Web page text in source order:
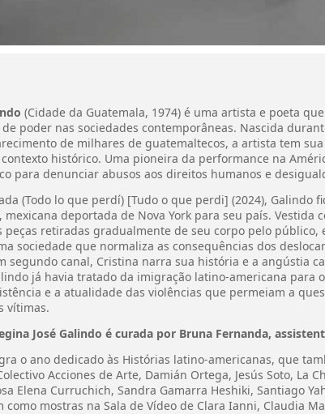
(Cidade da Guatemala, 1974) é uma artista e poeta
poder nas sociedades contemporâneas. Nascida
de milhares de guatemaltecos, a artista tem
histórico. Uma pioneira da performance na
para denunciar abusos aos direitos humanos e
(Todo lo que perdí) [Tudo o que perdi] (2024), Galindo
mexicana deportada de Nova York para seu país.
peças retiradas gradualmente de seu corpo pelo
sociedade que normaliza as consequências dos
segundo canal, Cristina narra sua história e a angústia
já havia tratado da imigração latino-americana para
e a atualidade das violências que permeiam a
vítimas.
José Galindo é curada por Bruna Fernanda,
o ano dedicado às Histórias latino-americanas, que
Acciones de Arte, Damián Ortega, Jesús Soto, La
Elena Curruchich, Sandra Gamarra Heshiki, Santiago
como mostras na Sala de Vídeo de Clara Ianni, Claudia